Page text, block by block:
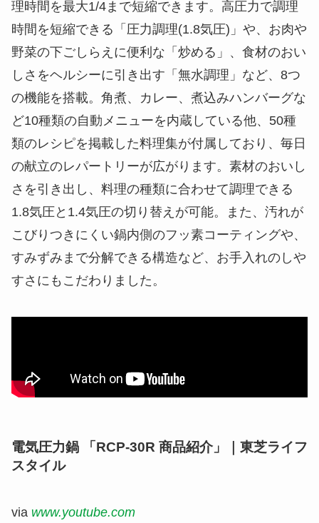
理時間を最大1/4まで短縮できます。高圧力で調理
時間を短縮できる「圧力調理(1.8気圧)」や、お肉や
野菜の下ごしらえに便利な「炒める」、食材のおい
しさをヘルシーに引き出す「無水調理」など、8つ
の機能を搭載。角煮、カレー、煮込みハンバーグな
ど10種類の自動メニューを内蔵している他、50種
類のレシピを掲載した料理集が付属しており、毎日
の献立のレパートリーが広がります。素材のおいし
さを引き出し、料理の種類に合わせて調理できる
1.8気圧と1.4気圧の切り替えが可能。また、汚れが
こびりつきにくい鍋内側のフッ素コーティングや、
すみずみまで分解できる構造など、お手入れのしや
すさにもこだわりました。
電気圧力鍋 「RCP-30R 商品紹介」｜東芝ライフ
スタイル
via www.youtube.com